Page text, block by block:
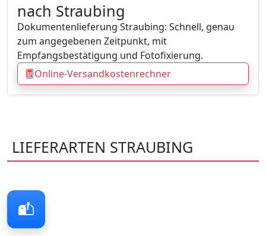
nach Straubing
Dokumentenlieferung Straubing: Schnell, genau
zum angegebenen Zeitpunkt, mit
Empfangsbestätigung und Fotofixierung.
Online-Versandkostenrechner
LIEFERARTEN STRAUBING